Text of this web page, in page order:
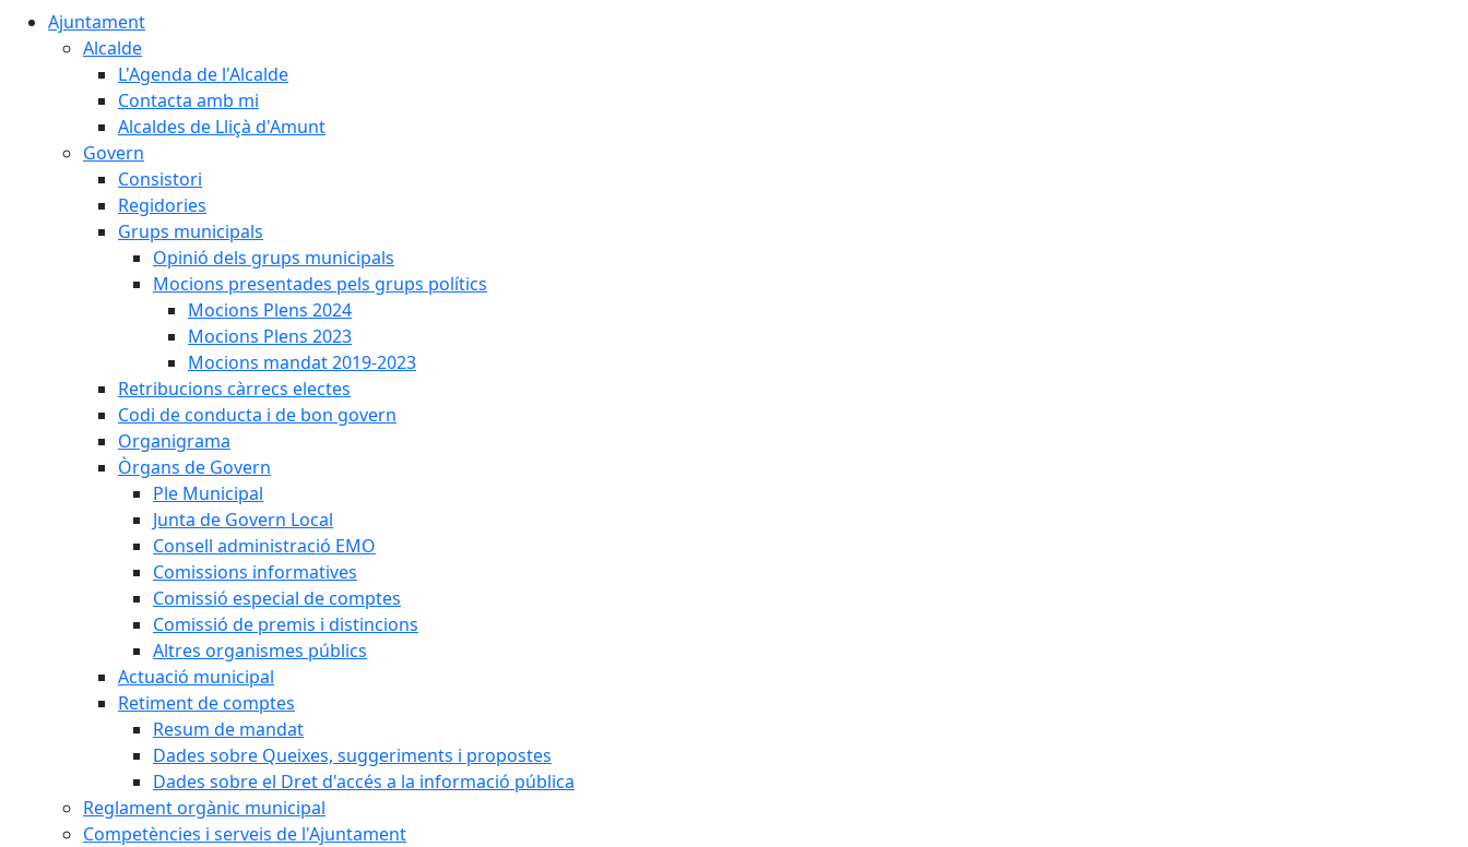
Ajuntament
Alcalde
L'Agenda de l'Alcalde
Contacta amb mi
Alcaldes de Lliçà d'Amunt
Govern
Consistori
Regidories
Grups municipals
Opinió dels grups municipals
Mocions presentades pels grups polítics
Mocions Plens 2024
Mocions Plens 2023
Mocions mandat 2019-2023
Retribucions càrrecs electes
Codi de conducta i de bon govern
Organigrama
Òrgans de Govern
Ple Municipal
Junta de Govern Local
Consell administració EMO
Comissions informatives
Comissió especial de comptes
Comissió de premis i distincions
Altres organismes públics
Actuació municipal
Retiment de comptes
Resum de mandat
Dades sobre Queixes, suggeriments i propostes
Dades sobre el Dret d'accés a la informació pública
Reglament orgànic municipal
Competències i serveis de l'Ajuntament